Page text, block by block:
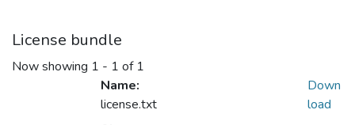
License bundle
Now showing 1 - 1 of 1
Name:
license.txt
Down
load